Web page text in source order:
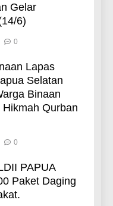
Gelar
6)
0
Lapas
Selatan
Binaan
Qurban
0
PAPUA
Paket Daging